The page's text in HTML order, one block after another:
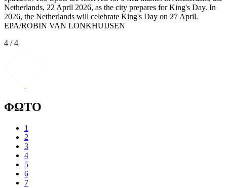
Netherlands, 22 April 2026, as the city prepares for King's Day. In
2026, the Netherlands will celebrate King's Day on 27 April.
EPA/ROBIN VAN LONKHUIJSEN
4 / 4
ΦΩΤΟ
1
2
3
4
5
6
7